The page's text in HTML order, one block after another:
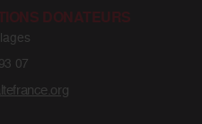
DONATEURS
07